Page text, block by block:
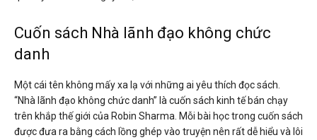
Cuốn sách Nhà lãnh đạo không chức
danh
Một cái tên không mấy xa lạ với những ai yêu thích đọc sách.
“Nhà lãnh đạo không chức danh” là cuốn sách kinh tế bán chạy
trên khắp thế giới của Robin Sharma. Mỗi bài học trong cuốn sách
được đưa ra bằng cách lồng ghép vào truyện nên rất dễ hiểu và lôi